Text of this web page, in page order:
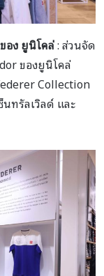
อง ยูนิโคล่: ส่วนจัด
ของยูนิโคล่
Collection
ทรัลเวิลด์ และ